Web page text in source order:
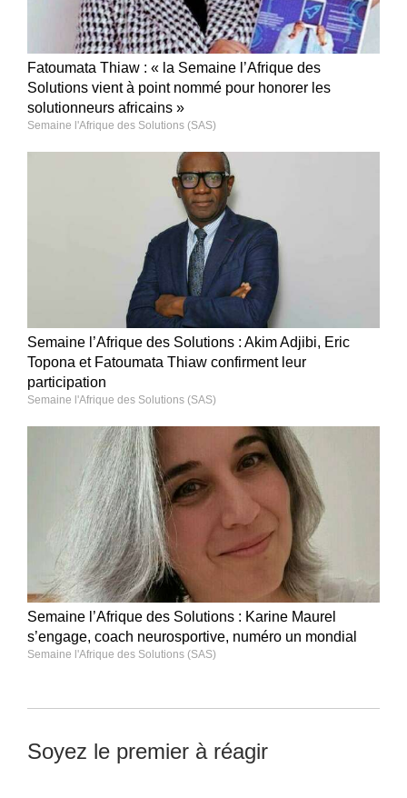
Fatoumata Thiaw : « la Semaine l’Afrique des
Solutions vient à point nommé pour honorer les
solutionneurs africains »
Semaine l'Afrique des Solutions (SAS)
Semaine l’Afrique des Solutions : Akim Adjibi, Eric
Topona et Fatoumata Thiaw confirment leur
participation
Semaine l'Afrique des Solutions (SAS)
Semaine l’Afrique des Solutions : Karine Maurel
s’engage, coach neurosportive, numéro un mondial
Semaine l'Afrique des Solutions (SAS)
Soyez le premier à réagir